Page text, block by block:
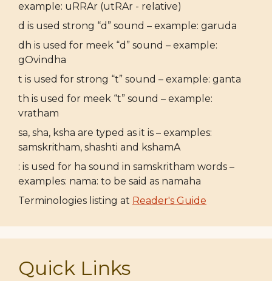
example: uRRAr (utRAr - relative)
d is used strong “d” sound – example: garuda
dh is used for meek “d” sound – example:
gOvindha
t is used for strong “t” sound – example: ganta
th is used for meek “t” sound – example:
vratham
sa, sha, ksha are typed as it is – examples:
samskritham, shashti and kshamA
: is used for ha sound in samskritham words –
examples: nama: to be said as namaha
Terminologies listing at Reader's Guide
Quick Links